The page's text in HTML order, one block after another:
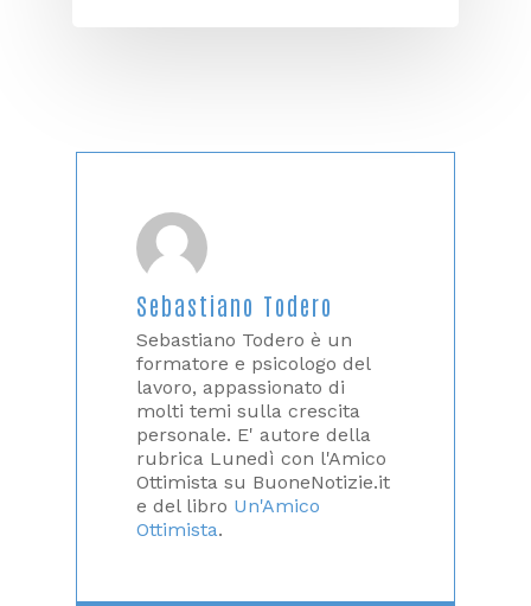
Sebastiano Todero
Sebastiano Todero è un
formatore e psicologo del
lavoro, appassionato di
molti temi sulla crescita
personale. E' autore della
rubrica Lunedì con l'Amico
Ottimista su BuoneNotizie.it
e del libro Un'Amico
Ottimista.